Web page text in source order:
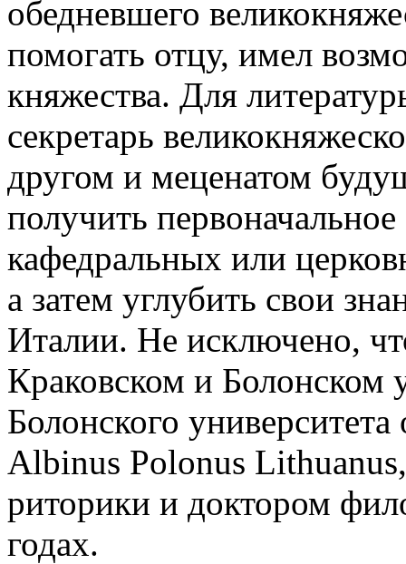
обедневшего
помогать отцу, имел
княжества. Для
секретарь
другом и меценатом
получить
кафедральных или
а затем углубить свои
Италии. Не исключено,
Краковском и Болонском
Болонского
Albinus Polonus
риторики и доктором
годах.